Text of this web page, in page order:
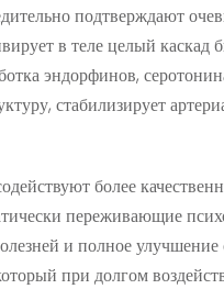
подтверждают
в теле целый
эндорфинов,
стабилизирует
более
переживающие
и полное улучшение
при долгом